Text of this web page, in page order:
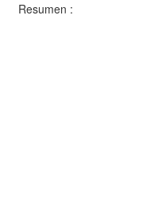
Resumen :